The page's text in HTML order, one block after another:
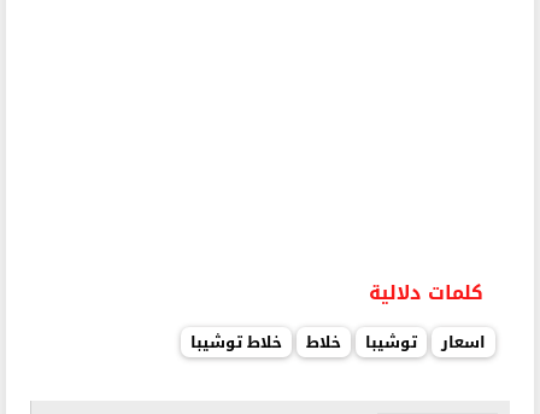
كلمات دلالية
اسعار توشيبا خلاط خلاط توشيبا